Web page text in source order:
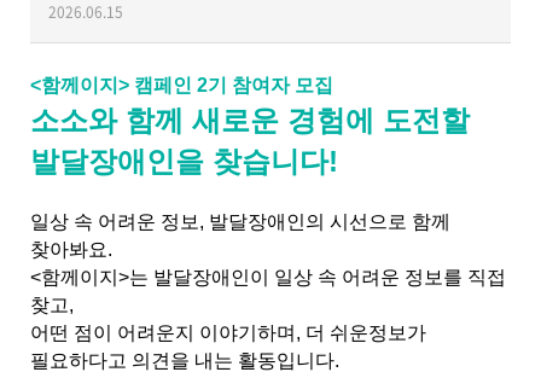
2026.06.15
<함께이지> 캠페인 2기 참여자 모집
소소와 함께 새로운 경험에 도전할
발달장애인을 찾습니다!
일상 속 어려운 정보, 발달장애인의 시선으로 함께
찾아봐요.
<함께이지>는 발달장애인이 일상 속 어려운 정보를 직접
찾고,
어떤 점이 어려운지 이야기하며, 더 쉬운정보가
필요하다고 의견을 내는 활동입니다.